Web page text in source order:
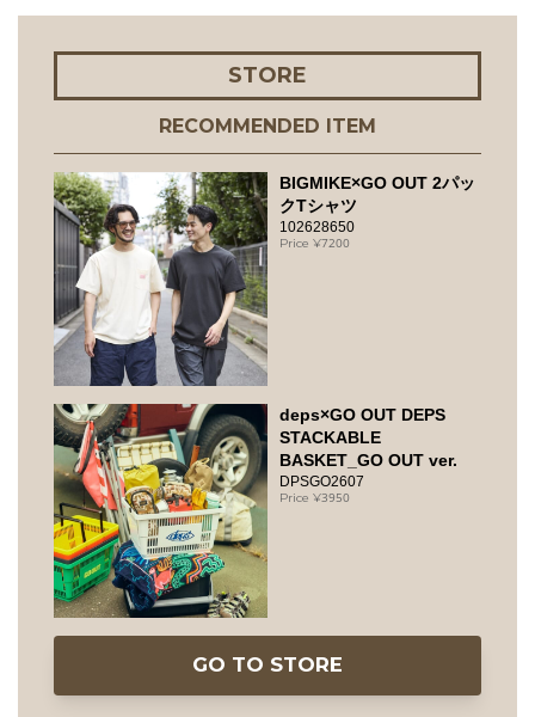
STORE
RECOMMENDED ITEM
BIGMIKE×GO OUT 2パッ
クTシャツ
102628650
7200
deps×GO OUT DEPS
STACKABLE
BASKET_GO OUT ver.
DPSGO2607
3950
GO TO STORE